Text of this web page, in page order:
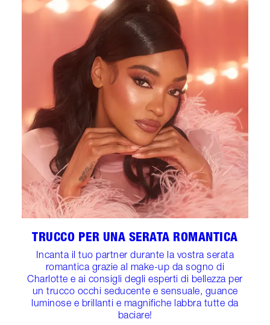
TRUCCO PER UNA SERATA ROMANTICA
Incanta il tuo partner durante la vostra serata
romantica grazie al make-up da sogno di
Charlotte e ai consigli degli esperti di bellezza per
un trucco occhi seducente e sensuale, guance
luminose e brillanti e magnifiche labbra tutte da
baciare!